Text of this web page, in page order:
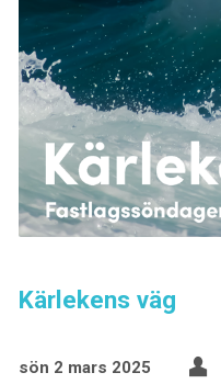
Kärlekens väg
sön 2 mars 2025